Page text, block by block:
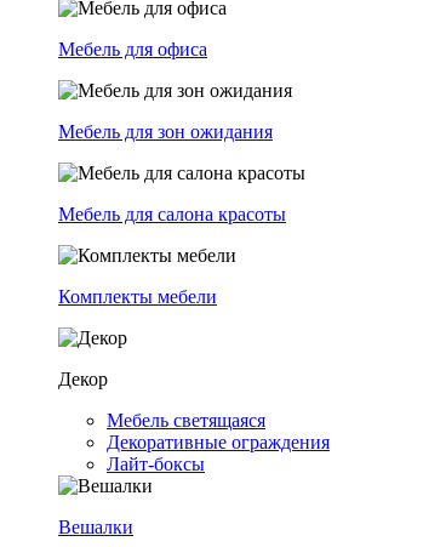
Мебель для офиса
Мебель для зон ожидания
Мебель для салона красоты
Комплекты мебели
Декор
Мебель светящаяся
Декоративные ограждения
Лайт-боксы
Вешалки